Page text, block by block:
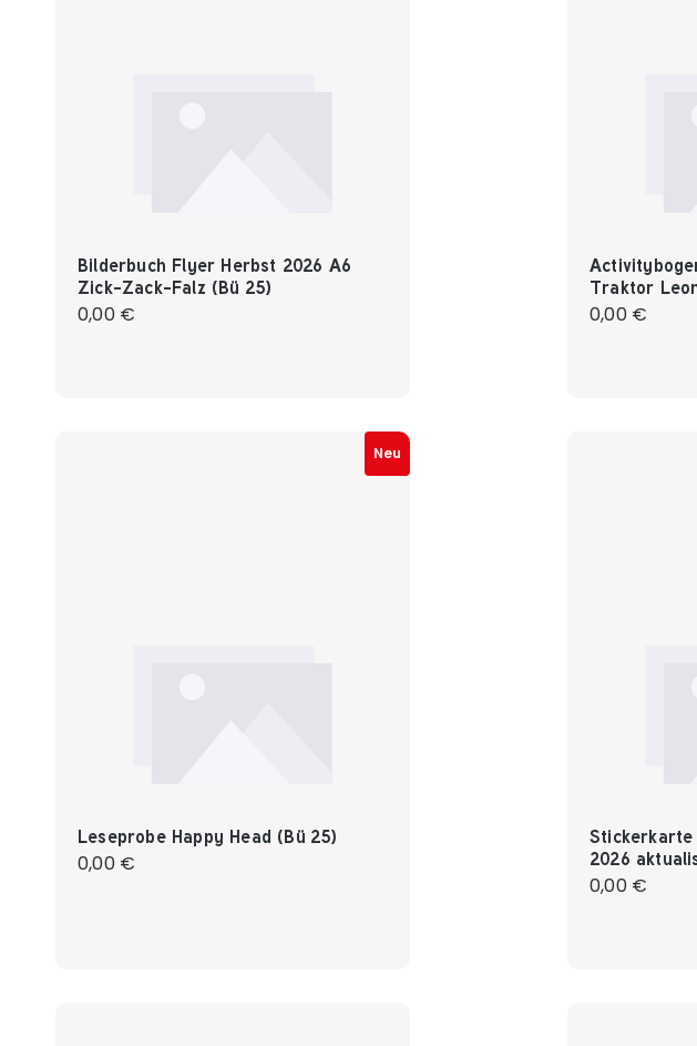
Bilderbuch Flyer Herbst 2026 A6
Zick-Zack-Falz (Bü 25)
Regulärer Preis:
0,00 €
Traktor
Regulärer
0,00 €
Neu
Leseprobe Happy Head (Bü 25)
Regulärer Preis:
0,00 €
2026
Regulärer
0,00 €